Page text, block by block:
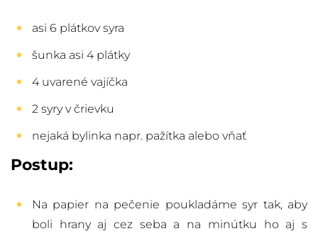
asi 6 plátkov syra
šunka asi 4 plátky
4 uvarené vajíčka
2 syry v črievku
nejaká bylinka napr. pažítka alebo vňať
Postup:
Na papier na pečenie poukladáme syr tak, aby
boli hrany aj cez seba a na minútku ho aj s